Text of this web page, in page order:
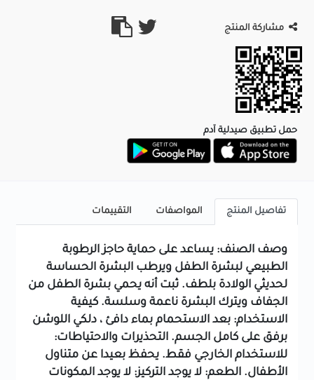
مشاركة المنتج
حمل تطبيق صيدلية آدم
تفاصيل المنتج المواصفات التقييمات
وصف الصنف: يساعد على حماية حاجز الرطوبة
الطبيعي لبشرة الطفل ويرطب البشرة الحساسة
لحديثي الولادة بلطف. ثبت أنه يحمي بشرة الطفل من
الجفاف ويترك البشرة ناعمة وسلسة. كيفية
الاستخدام: بعد الاستحمام بماء دافئ ، دلكي اللوشن
برفق على كامل الجسم. التحذيرات والاحتياطات:
للاستخدام الخارجي فقط. يحفظ بعيدا عن متناول
الأطفال. الطعم: لا يوجد التركيز: لا يوجد المكونات